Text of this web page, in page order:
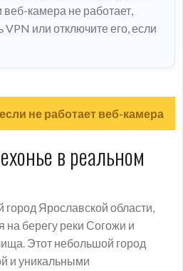
камера не работает,
VPN или отключите его, если
не работает веб-камера
в реальном
Ярославской области,
берегу реки Согожи и
Этот небольшой город
и уникальными